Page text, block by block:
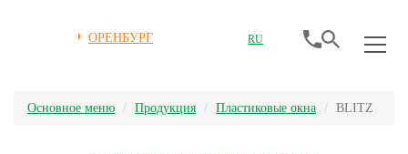
ОРЕНБУРГ RU
Основное меню Продукция Плаcтиковые окна BLITZ